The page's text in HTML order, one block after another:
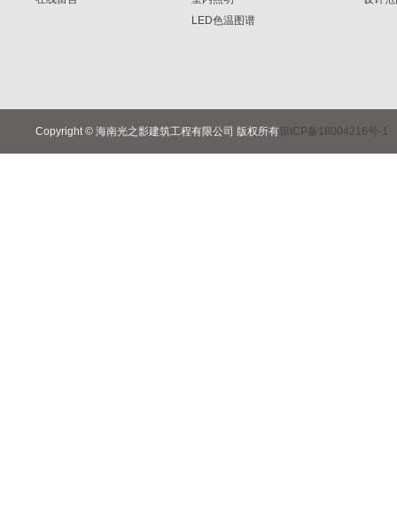
LED色温图谱
Copyright © 海南光之影建筑工程有限公司 版权所有琼ICP备18004216号-1